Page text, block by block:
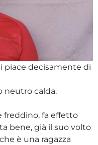
piace decisamente di
neutro calda.
freddino, fa effetto
bene, già il suo volto
è una ragazza